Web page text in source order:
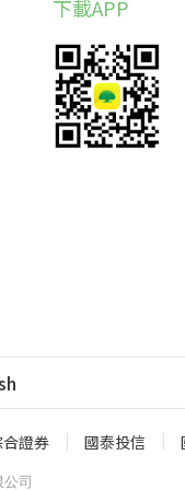
下載APP
證券 國泰投信
司